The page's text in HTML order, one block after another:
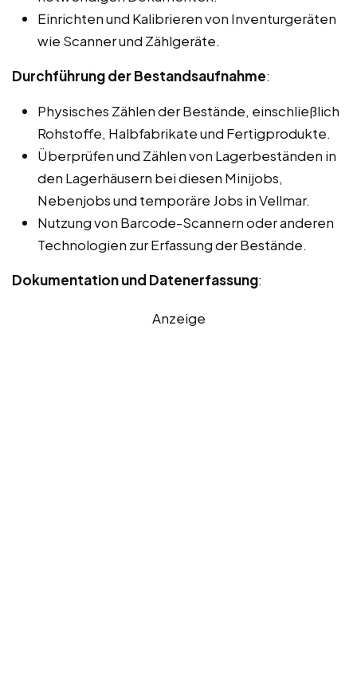
Einrichten und Kalibrieren von Inventurgeräten
wie Scanner und Zählgeräte.
Durchführung der Bestandsaufnahme:
Physisches Zählen der Bestände, einschließlich
Rohstoffe, Halbfabrikate und Fertigprodukte.
Überprüfen und Zählen von Lagerbeständen in
den Lagerhäusern bei diesen Minijobs,
Nebenjobs und temporäre Jobs in Vellmar.
Nutzung von Barcode-Scannern oder anderen
Technologien zur Erfassung der Bestände.
Dokumentation und Datenerfassung:
Anzeige